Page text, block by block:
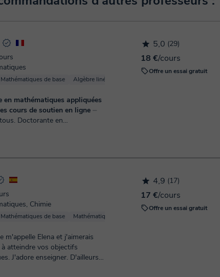
enverrons un e-mail pour confirmer la réservation.
5,0 (29)
18 €/cours
Offre un essai gratuit
Mathématiques de base Algèbre linéaire
en mathématiques appliquées
cours de soutien en ligne ⏤
Doctorante en
appliquées et ancienne
préparatoire option
4,9 (17)
17 €/cours
Offre un essai gratuit
Chimie
Mathématiques de base Mathématiques appliquées
atteindre vos objectifs
J'adore enseigner. D'ailleurs,
j'e...